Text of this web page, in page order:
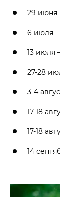
29 июня
6 июля—
13 июля
27-28
3-4
17-18
17-18
14